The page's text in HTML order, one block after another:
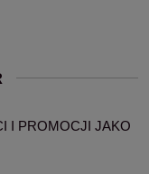
I PROMOCJI JAKO